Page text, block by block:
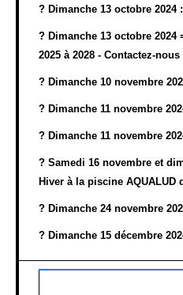
? Dimanche 13 octobre 2024
? Dimanche 13 octobre
2025 à 2028 - Contactez-
? Dimanche 10 novembre
? Dimanche 11 novembre
? Dimanche 11 novembre
? Samedi 16 novembre et
Hiver à la piscine AQUALUD
? Dimanche 24 novembre
? Dimanche 15 décembre